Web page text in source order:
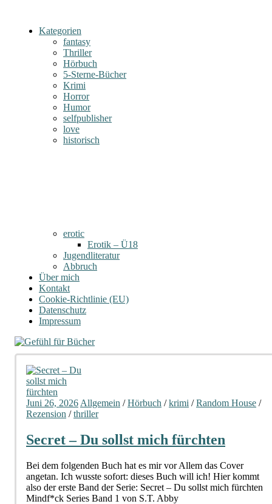
Kategorien
fantasy
Thriller
Hörbuch
5-Sterne-Bücher
Krimi
Horror
Humor
selfpublisher
love
historisch
erotic
Erotik – Ü18
Jugendliteratur
Abbruch
Über mich
Kontakt
Cookie-Richtlinie (EU)
Datenschutz
Impressum
Juni 26, 2026 Allgemein /Hörbuch /krimi /Random House /
Rezension /thriller
Secret – Du sollst mich fürchten
Bei dem folgenden Buch hat es mir vor Allem das Cover
angetan. Ich wusste sofort: dieses Buch will ich! Hier kommt
also der erste Band der Serie: Secret – Du sollst mich fürchten
Mindf*ck Series Band 1 von S.T. Abby